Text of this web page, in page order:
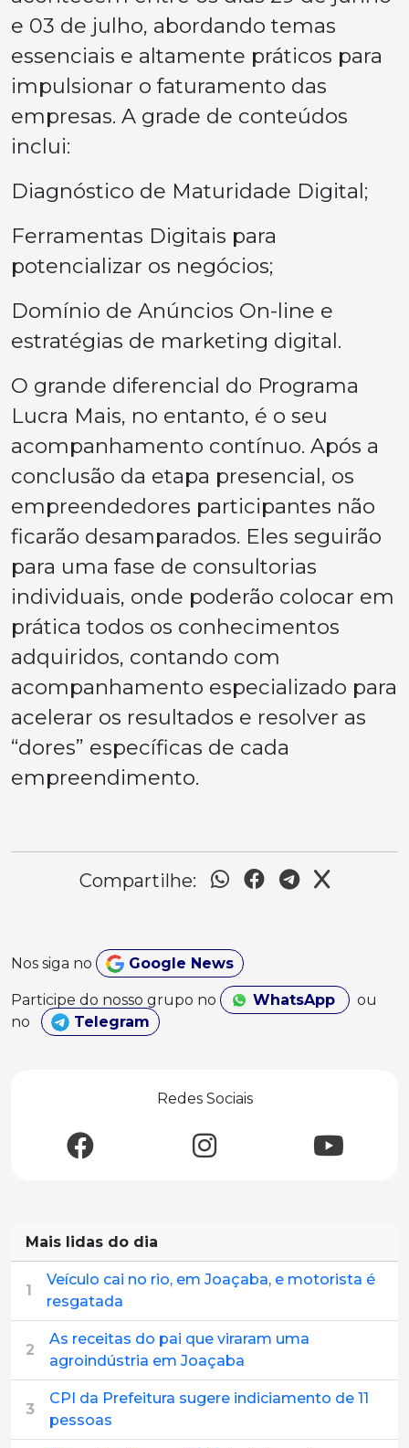
e 03 de julho, abordando temas
essenciais e altamente práticos para
impulsionar o faturamento das
empresas. A grade de conteúdos
inclui:
Diagnóstico de Maturidade Digital;
Ferramentas Digitais para
potencializar os negócios;
Domínio de Anúncios On-line e
estratégias de marketing digital.
O grande diferencial do Programa
Lucra Mais, no entanto, é o seu
acompanhamento contínuo. Após a
conclusão da etapa presencial, os
empreendedores participantes não
ficarão desamparados. Eles seguirão
para uma fase de consultorias
individuais, onde poderão colocar em
prática todos os conhecimentos
adquiridos, contando com
acompanhamento especializado para
acelerar os resultados e resolver as
“dores” específicas de cada
empreendimento.
Compartilhe:
Nos siga no Google News
Participe do nosso grupo no WhatsApp
ou
no
Telegram
Redes Sociais
Mais lidas do dia
1
Veículo cai no rio, em Joaçaba, e motorista é
resgatada
2
As receitas do pai que viraram uma
agroindústria em Joaçaba
3
CPI da Prefeitura sugere indiciamento de 11
pessoas